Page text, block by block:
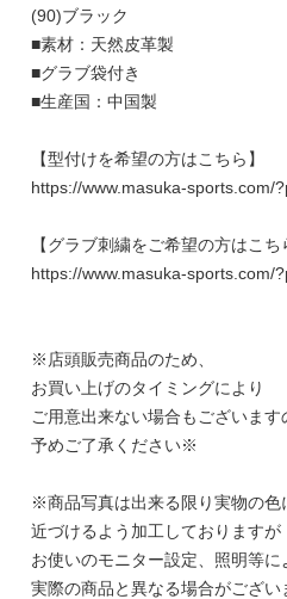
(90)ブラック
■素材：天然皮革製
■グラブ袋付き
■生産国：中国製
【型付けを希望の方はこちら】
https://www.masuka-sports.com/
【グラブ刺繍をご希望の方はこち
https://www.masuka-sports.com/
※店頭販売商品のため、
お買い上げのタイミングにより
ご用意出来ない場合もございます
予めご了承ください※
※商品写真は出来る限り実物の色
近づけるよう加工しておりますが
お使いのモニター設定、照明等に
実際の商品と異なる場合がござ